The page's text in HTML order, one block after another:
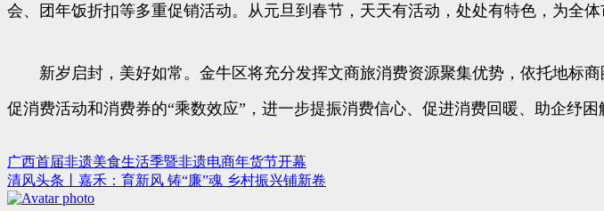
会、团年饭折扣等多重促销活动。从元旦到春节，天天有活动，处处有特色，为全体
新岁启封，美好如常。金牛区将充分发挥文商旅消费资源聚集优势，依托地标
促消费活动和消费券的“乘数效应”，进一步提振消费信心、促进消费回暖、助企纾
文
章
广西首届非遗美食生活季暨非遗电商年货节开幕
清风头条丨嘉禾：育新风 铸“廉”魂 乡村振兴铺新卷